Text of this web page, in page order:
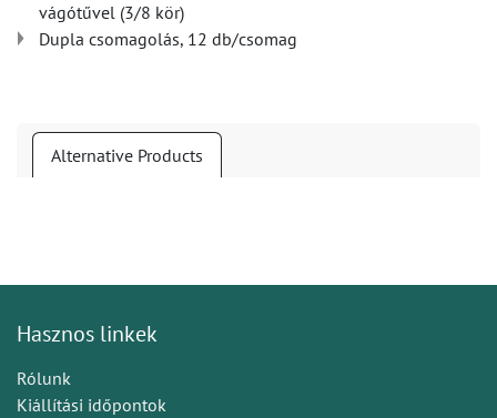
vágótűvel (3/8 kör)
Dupla csomagolás, 12 db/csomag
Alternative Products
Hasznos linkek
Rólunk
Kiállítási időpontok